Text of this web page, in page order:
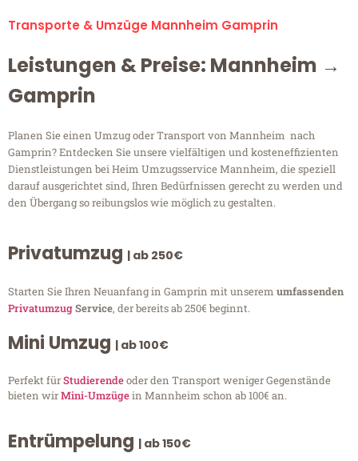
Transporte & Umzüge Mannheim Gamprin
Leistungen & Preise: Mannheim →
Gamprin
Planen Sie einen Umzug oder Transport von Mannheim nach
Gamprin? Entdecken Sie unsere vielfältigen und kosteneffizienten
Dienstleistungen bei Heim Umzugsservice Mannheim, die speziell
darauf ausgerichtet sind, Ihren Bedürfnissen gerecht zu werden und
den Übergang so reibungslos wie möglich zu gestalten.
Privatumzug | ab 250€
Starten Sie Ihren Neuanfang in Gamprin mit unserem umfassenden
PrivatumzugService, der bereits ab 250€ beginnt.
Mini Umzug | ab 100€
Perfekt fürStudierendeoder den Transport weniger Gegenstände
bieten wirMini-Umzügein Mannheim schon ab 100€ an.
Entrümpelung | ab 150€